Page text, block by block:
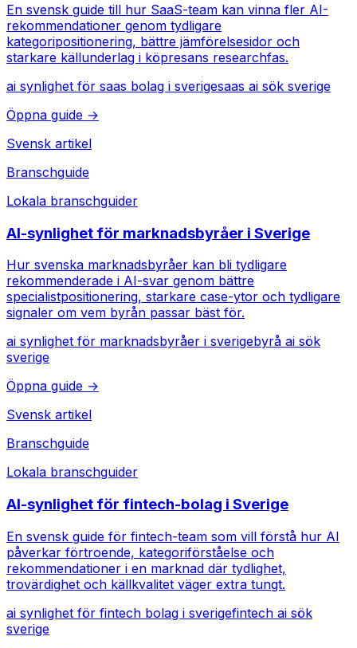
En svensk guide till hur SaaS-team kan vinna fler AI-
rekommendationer genom tydligare
kategoripositionering, bättre jämförelsesidor och
starkare källunderlag i köpresans researchfas.
ai synlighet för saas bolag i sverigesaas ai sök sverige
Öppna guide →
Svensk artikel
Branschguide
Lokala branschguider
AI-synlighet för marknadsbyråer i Sverige
Hur svenska marknadsbyråer kan bli tydligare
rekommenderade i AI-svar genom bättre
specialistpositionering, starkare case-ytor och tydligare
signaler om vem byrån passar bäst för.
ai synlighet för marknadsbyråer i sverigebyrå ai sök
sverige
Öppna guide →
Svensk artikel
Branschguide
Lokala branschguider
AI-synlighet för fintech-bolag i Sverige
En svensk guide för fintech-team som vill förstå hur AI
påverkar förtroende, kategoriförståelse och
rekommendationer i en marknad där tydlighet,
trovärdighet och källkvalitet väger extra tungt.
ai synlighet för fintech bolag i sverigefintech ai sök
sverige